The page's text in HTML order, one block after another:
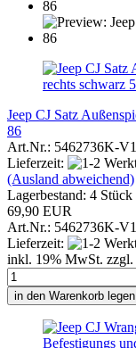
Jeep CJ Satz
86
Art.Nr.: 5462736K-V1
Lieferzeit:
(Ausland abweichend)
Lagerbestand: 4
69,90 EUR
Art.Nr.: 5462736K-V1
Lieferzeit:
inkl. 19% MwSt. zzgl.
in den Warenkorb legen